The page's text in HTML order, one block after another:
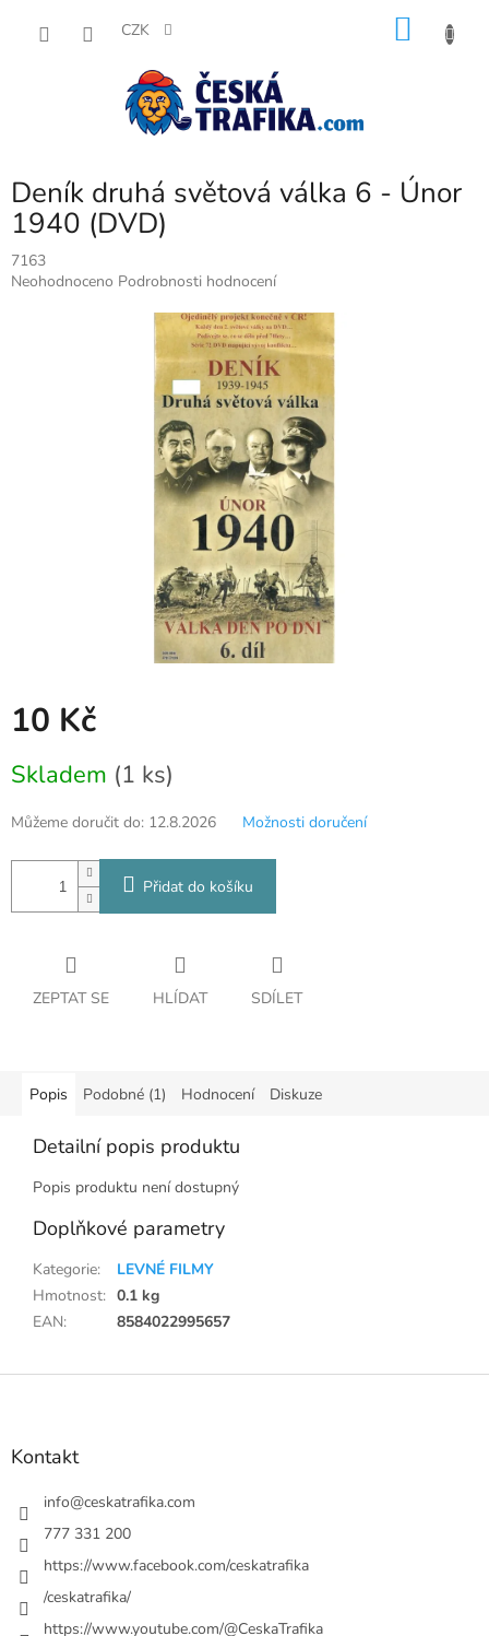
CZK
Deník druhá světová válka 6 - Únor
1940 (DVD)
7163
Průměrné
Neohodnoceno Podrobnosti hodnocení
10 Kč
cena:
Skladem (1 ks)
Můžeme doručit do: 12.8.2026 Možnosti doručení
Přidat do košíku
ZEPTAT SE HLÍDAT SDÍLET
Popis Podobné (1) Hodnocení Diskuze
Detailní popis produktu
Popis produktu není dostupný
Doplňkové parametry
Kategorie:
LEVNÉ FILMY
Hmotnost: 0.1 kg
EAN: 8584022995657
Z
Kontakt
info@ceskatrafika.com
777 331 200
https://www.facebook.com/ceskatrafika
/ceskatrafika/
https://www.youtube.com/@CeskaTrafika